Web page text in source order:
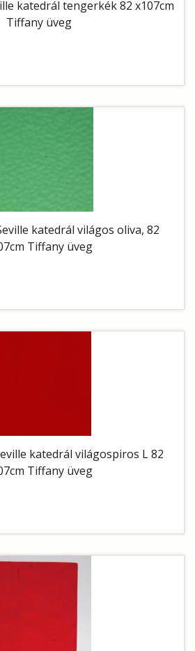
katedrál tengerkék 82 x107cm
Tiffany üveg
katedrál világos oliva, 82
Tiffany üveg
katedrál világospiros L 82
Tiffany üveg